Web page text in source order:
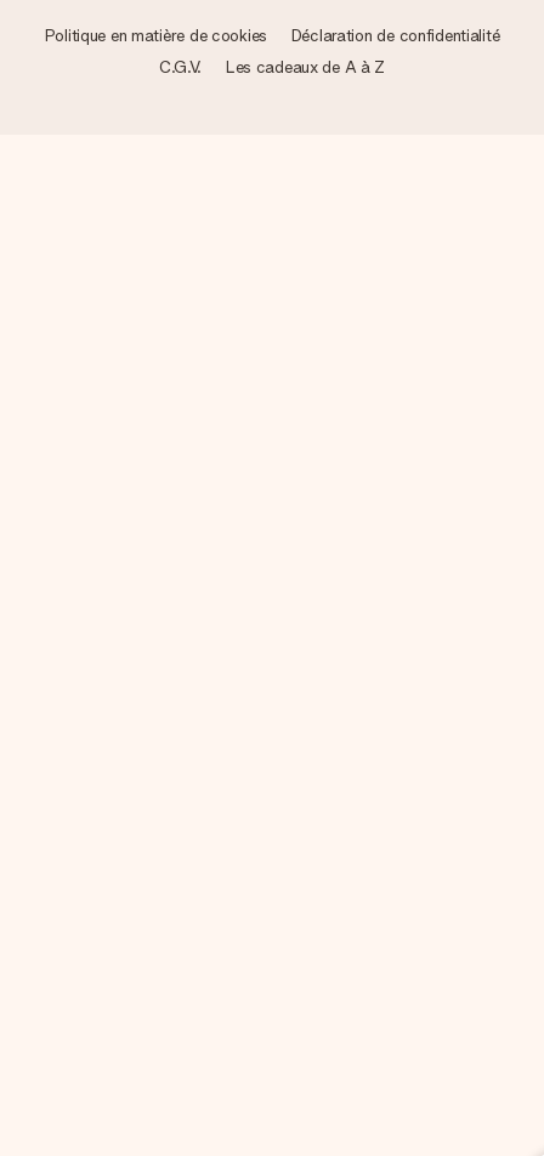
Politique en matière de cookies
Déclaration de confidentialité
C.G.V.
Les cadeaux de A à Z